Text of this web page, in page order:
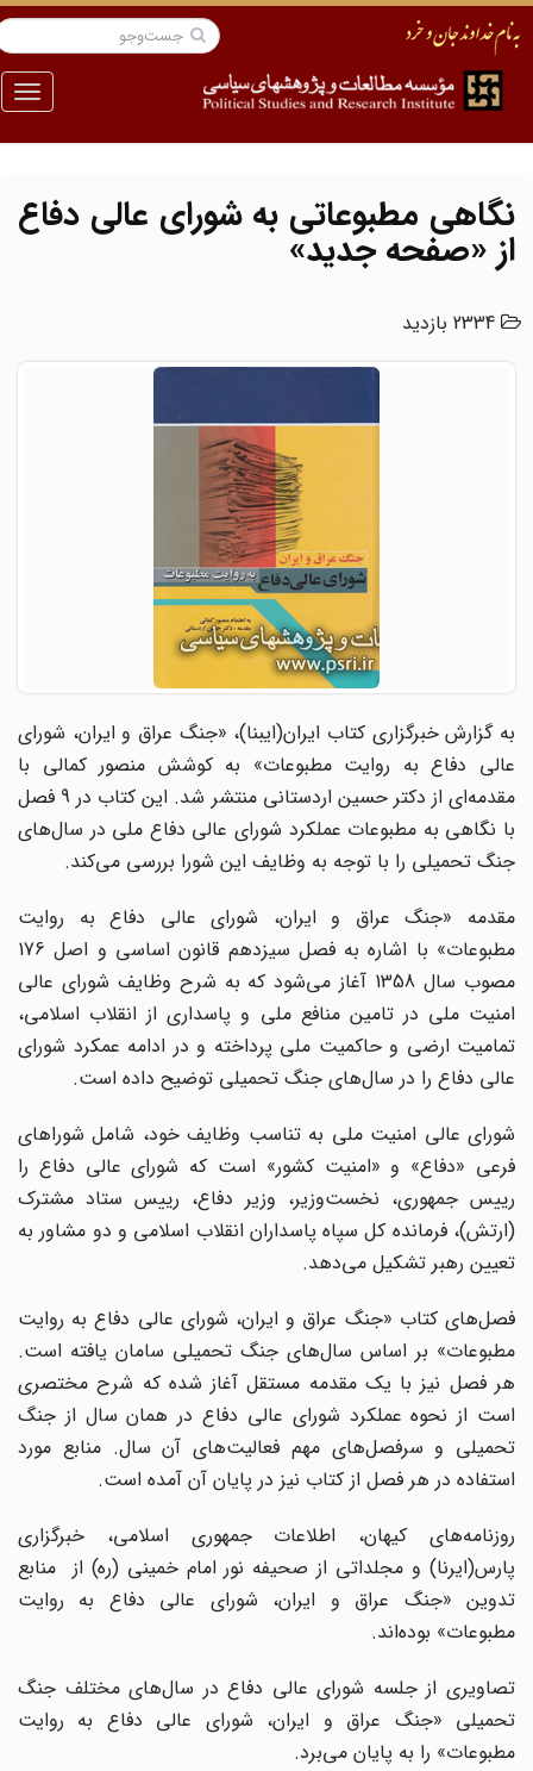
منو
نگاهی مطبوعاتی به شورای عالی دفاع
از «صفحه جدید»
2334 بازدید
به گزارش خبرگزاری کتاب ایران(ایبنا)، «جنگ عراق و ایران، شورای
عالی دفاع به روایت مطبوعات» به کوشش منصور کمالی با
مقدمه‌ای از دکتر حسین اردستانی منتشر شد. این کتاب در 9 فصل
با نگاهی به مطبوعات عملکرد شورای عالی دفاع ملی در سال‌های
جنگ تحمیلی را با توجه به وظایف این شورا بررسی می‌کند.
مقدمه «جنگ عراق و ایران، شورای عالی دفاع به روایت
مطبوعات» با اشاره به فصل سیزدهم قانون اساسی و اصل 176
مصوب سال 1358 آغاز می‌شود که به شرح وظایف شورای عالی
امنیت ملی در تامین منافع ملی و پاسداری از انقلاب اسلامی،
تمامیت ارضی و حاکمیت ملی پرداخته و در ادامه عمکرد شورای
عالی دفاع را در سال‌های جنگ تحمیلی توضیح داده است.
شورای عالی امنیت ملی به تناسب وظایف خود، شامل شورا‌های
فرعی «دفاع» و «امنیت کشور» است که شورای عالی دفاع را
رییس جمهوری، نخست‌وزیر، وزیر دفاع، رییس ستاد مشترک
(ارتش)، فرمانده کل سپاه پاسداران انقلاب اسلامی و دو مشاور به
تعیین رهبر تشکیل می‌دهد.
فصل‌های کتاب «جنگ عراق و ایران، شورای عالی دفاع به روایت
مطبوعات» بر اساس سال‌های جنگ تحمیلی سامان یافته است.
هر فصل نیز با یک مقدمه مستقل آغاز شده که شرح مختصری
است از نحوه عملکرد شورای عالی دفاع در همان سال از جنگ
تحمیلی و سرفصل‌های مهم فعالیت‌های آن سال. منابع مورد
استفاده در هر فصل از کتاب نیز در پایان آن آمده است.
روزنامه‌های کیهان، اطلاعات جمهوری اسلامی، خبرگزاری
پارس(ایرنا) و مجلداتی از صحیفه نور امام خمینی (ره) از منابع
تدوین «جنگ عراق و ایران، شورای عالی دفاع به روایت
مطبوعات» بوده‌اند.
تصاویری از جلسه شورای عالی دفاع در سال‌های مختلف جنگ
تحمیلی «جنگ عراق و ایران، شورای عالی دفاع به روایت
مطبوعات» را به پایان می‌برد.